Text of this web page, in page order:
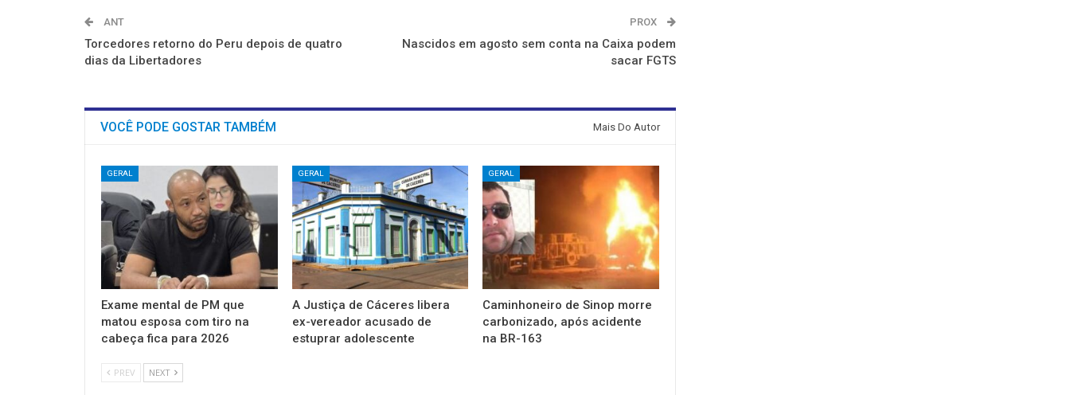
ANT
Torcedores retorno do Peru depois de quatro
dias da Libertadores
PROX
Nascidos em agosto sem conta na Caixa podem
sacar FGTS
VOCÊ PODE GOSTAR TAMBÉM Mais Do Autor
GERAL
Exame mental de PM que
matou esposa com tiro na
cabeça fica para 2026
GERAL
A Justiça de Cáceres libera
ex-vereador acusado de
estuprar adolescente
GERAL
Caminhoneiro de Sinop morre
carbonizado, após acidente
na BR-163
PREV NEXT